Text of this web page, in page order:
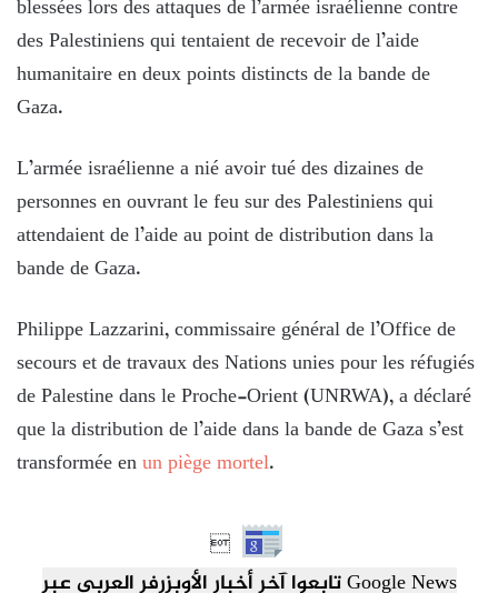
blessées lors des attaques de l’armée israélienne contre
des Palestiniens qui tentaient de recevoir de l’aide
humanitaire en deux points distincts de la bande de
Gaza.
L’armée israélienne a nié avoir tué des dizaines de
personnes en ouvrant le feu sur des Palestiniens qui
attendaient de l’aide au point de distribution dans la
bande de Gaza.
Philippe Lazzarini, commissaire général de l’Office de
secours et de travaux des Nations unies pour les réfugiés
de Palestine dans le Proche-Orient (UNRWA), a déclaré
que la distribution de l’aide dans la bande de Gaza s’est
transformée enun piège mortel.

تابعوا آخر أخبار الأوبزرفر العربي عبر Google News